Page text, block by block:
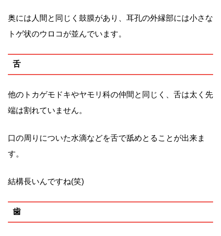
奥には人間と同じく鼓膜があり、耳孔の外縁部には小さな
トゲ状のウロコが並んでいます。
舌
他のトカゲモドキやヤモリ科の仲間と同じく、舌は太く先
端は割れていません。
口の周りについた水滴などを舌で舐めとることが出来ま
す。
結構長いんですね(笑)
歯